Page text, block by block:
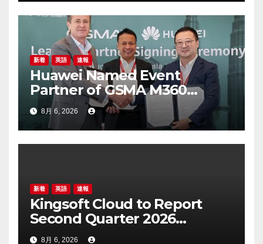
新着 英語 速報
Huawei Named Event
Partner of GSMA M360
ASEAN 2026
8月 6, 2026
新着 英語 速報
Kingsoft Cloud to Report
Second Quarter 2026
Financial Results on August
8月 6, 2026